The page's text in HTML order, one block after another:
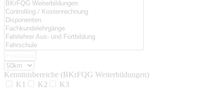
Kenntnisbereiche (BKrFQG Weiterbildungen)
K1
K2 K3